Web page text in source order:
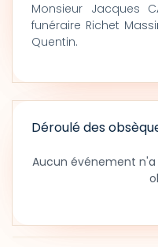
Monsieur Jacques
funéraire Richet
Quentin.
Déroulé des
Aucun événement